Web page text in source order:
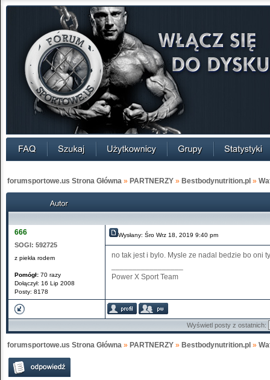
forumsportowe.us Strona Główna » PARTNERZY » Bestbodynutrition.pl »
666
SOGI: 592725
z piekła rodem
Pomógł: 70 razy
Dołączył: 16 Lip 2008
Posty: 8178
Wysłany: Śro Wrz 18, 2019 9:40 pm
no tak jest i bylo. Mysle ze nadal bedzie bo oni
Power X Sport Team
Wyświetl posty z ostatnich:
forumsportowe.us Strona Główna » PARTNERZY » Bestbodynutrition.pl »